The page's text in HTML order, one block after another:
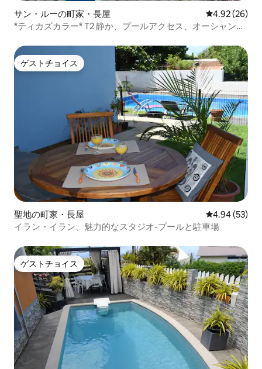
サン・ルーの町家・長屋 レビュー26
4.92 (26)
*ティカズカラー* T2 静か、プールアクセス、オーシャンビ
ゲストチョイス
ゲストチョイス
聖地の町家・長屋 レビュー53
4.94 (53)
イラン・イラン、魅力的なスタジオ-プールと駐車場
ゲストチョイス
ゲストチョイス